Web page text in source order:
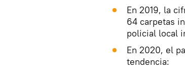
En 2019, la
64 carpetas
policial local
En 2020, el
tendencia: